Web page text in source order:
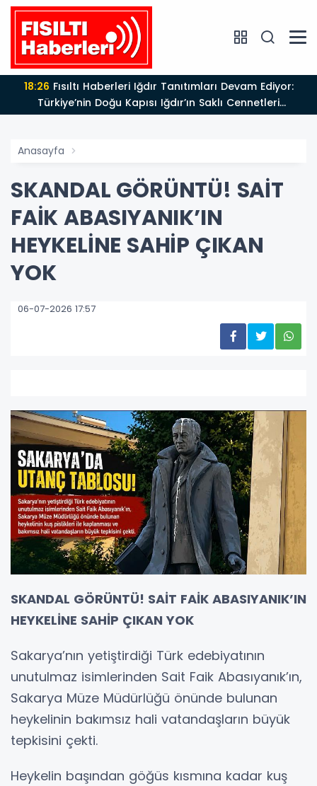
18:26
Türkiye’nin Doğu Kapısı Iğdır’ın Saklı Cennetleri
Keşfedilmeyi Bekliyor
Anasayfa
SKANDAL GÖRÜNTÜ! SAİT
FAİK ABASIYANIK’IN
HEYKELİNE SAHİP ÇIKAN
YOK
06-07-2026 17:57
SKANDAL GÖRÜNTÜ! SAİT FAİK ABASIYANIK’IN
HEYKELİNE SAHİP ÇIKAN YOK
Sakarya’nın yetiştirdiği Türk edebiyatının
unutulmaz isimlerinden Sait Faik Abasıyanık’ın,
Sakarya Müze Müdürlüğü önünde bulunan
heykelinin bakımsız hali vatandaşların büyük
tepkisini çekti.
Heykelin başından göğüs kısmına kadar kuş